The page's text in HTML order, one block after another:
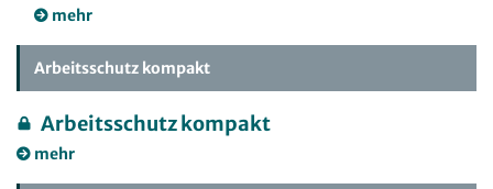
mehr
Arbeitsschutz kompakt
Arbeitsschutz kompakt
mehr